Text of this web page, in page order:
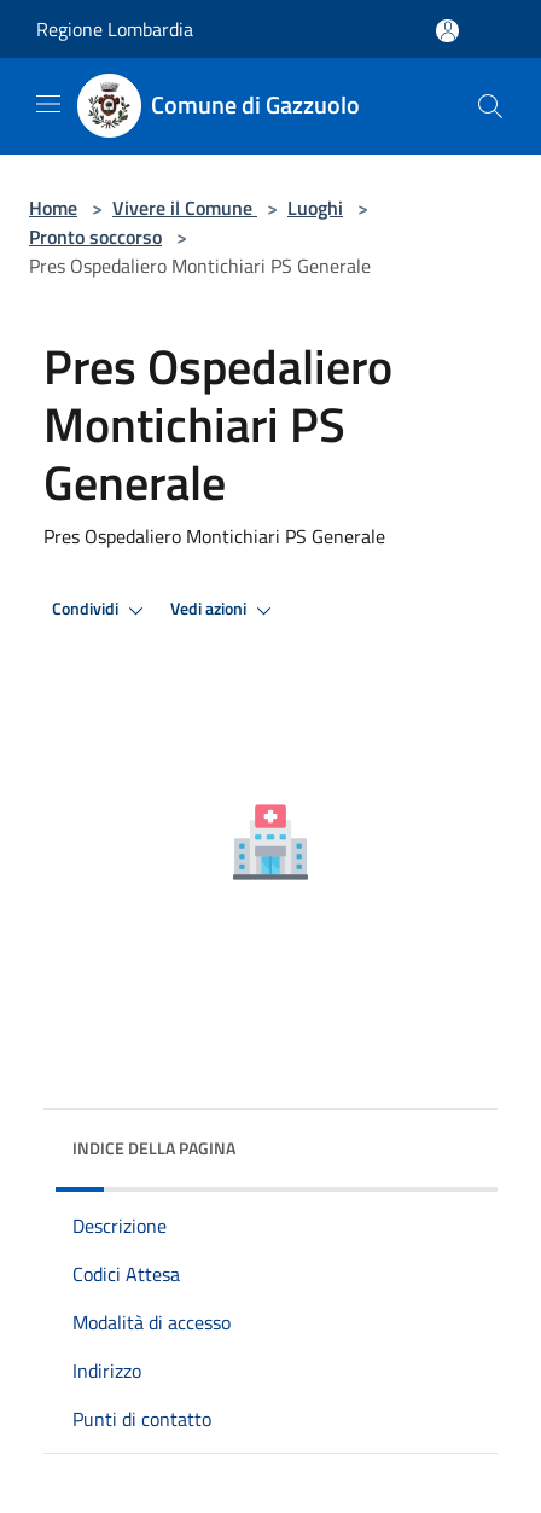
Regione Lombardia
Comune di Gazzuolo
Home > Vivere il Comune > Luoghi >
Pronto soccorso >
Pres Ospedaliero Montichiari PS Generale
Pres Ospedaliero
Montichiari PS
Generale
Pres Ospedaliero Montichiari PS Generale
Condividi Vedi azioni
INDICE DELLA PAGINA
Descrizione
Codici Attesa
Modalità di accesso
Indirizzo
Punti di contatto